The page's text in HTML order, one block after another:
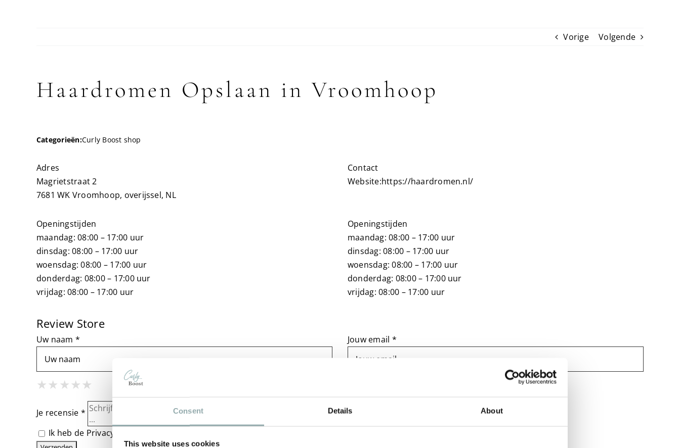
Consent Details About
This website uses cookies
Vorige Volgende
Haardromen Opslaan in Vroomhoop
Categorieën:Curly Boost shop
Adres
Magrietstraat 2
7681 WK Vroomhoop, overijssel, NL
Contact
Website:https://haardromen.nl/
Openingstijden
maandag: 08:00 – 17:00 uur
dinsdag: 08:00 – 17:00 uur
woensdag: 08:00 – 17:00 uur
donderdag: 08:00 – 17:00 uur
vrijdag: 08:00 – 17:00 uur
Openingstijden
maandag: 08:00 – 17:00 uur
dinsdag: 08:00 – 17:00 uur
woensdag: 08:00 – 17:00 uur
donderdag: 08:00 – 17:00 uur
vrijdag: 08:00 – 17:00 uur
Review Store
Uw naam * Jouw email *
★1 Star
★★2 Stars
★★ ★3 Stars
★★ ★★4 Stars
★★ ★★★5 Stars
Je recensie *
Ik heb de Privacybeleid